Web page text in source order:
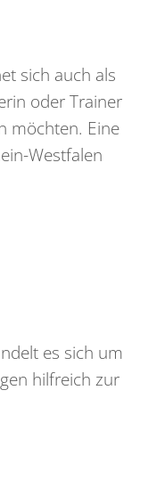
sich auch als
oder Trainer
möchten. Eine
Westfalen
es sich um
hilfreich zur